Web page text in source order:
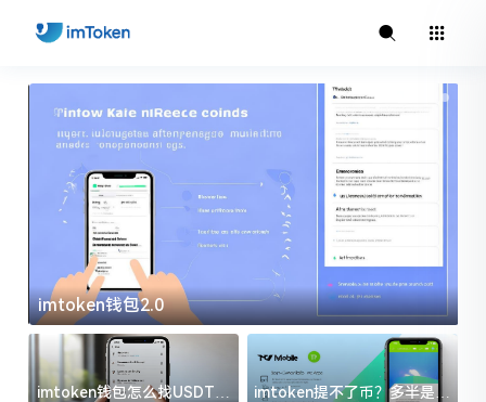
imtoken钱包2.0
imtoken钱包怎么找USDT地
imtoken提不了币？多半是这